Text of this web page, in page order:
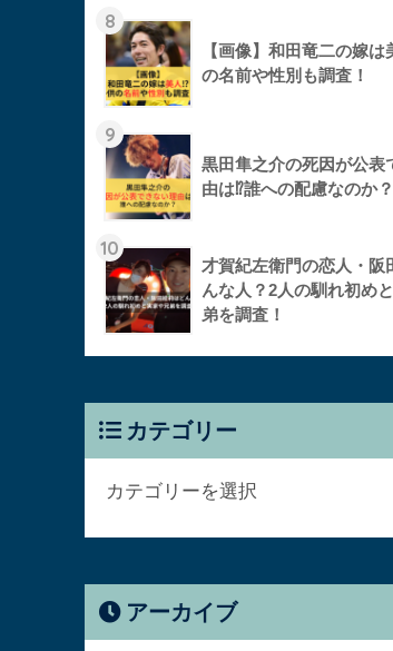
8
【画像】和田竜二の嫁は
の名前や性別も調査！
9
黒田隼之介の死因が公表
由は⁉︎誰への配慮なのか？
10
才賀紀左衛門の恋人・阪
んな人？2人の馴れ初め
弟を調査！
カテゴリー
アーカイブ